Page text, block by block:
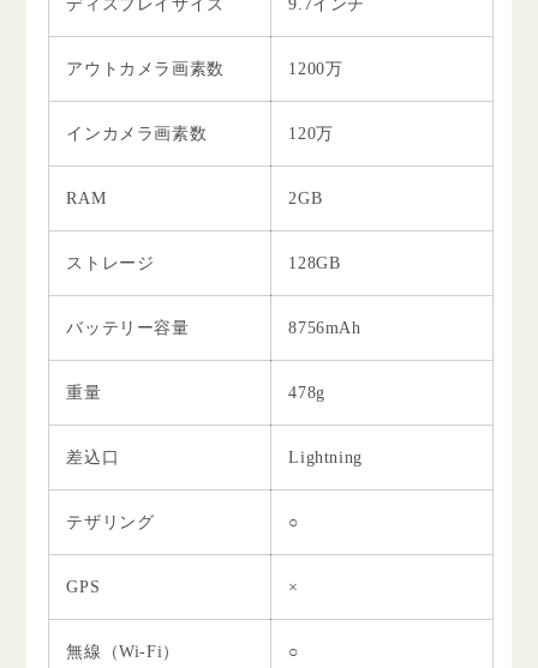
ディスプレイサイズ 9.7インチ
アウトカメラ画素数 1200万
インカメラ画素数 120万
RAM 2GB
ストレージ 128GB
バッテリー容量 8756mAh
重量 478g
差込口 Lightning
テザリング ○
GPS ×
無線（Wi-Fi） ○